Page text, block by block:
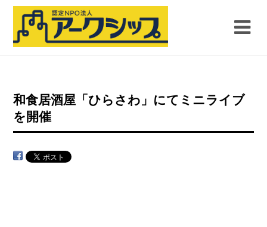
和食居酒屋「ひらさわ」にてミニライブ
を開催